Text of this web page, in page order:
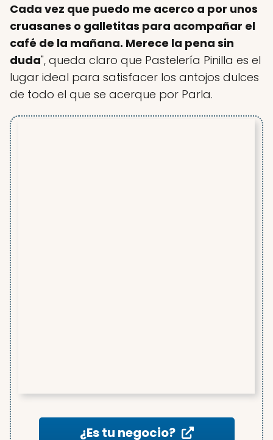
Cada vez que puedo me acerco a por unos
cruasanes o galletitas para acompañar el
café de la mañana. Merece la pena sin
duda", queda claro que Pastelería Pinilla es el
lugar ideal para satisfacer los antojos dulces
de todo el que se acerque por Parla.
¿Es tu negocio?